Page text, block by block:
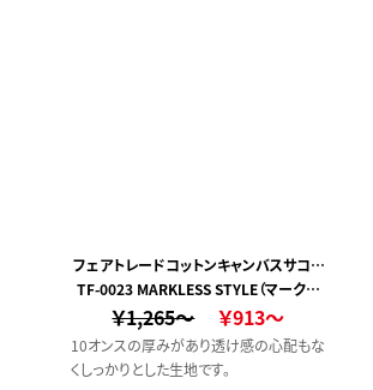
フェアトレードコットンキャンバスサコッ
シュ
TF-0023 MARKLESS STYLE（マークレ
ススタイル）
￥1,265～ ￥913～
10オンスの厚みがあり透け感の心配もな
くしっかりとした生地です。